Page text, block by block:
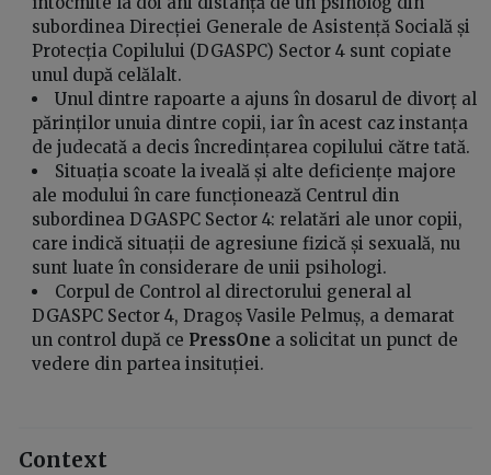
subordinea Direcției Generale de Asistență Socială și
Protecția Copilului (DGASPC) Sector 4 sunt copiate
unul după celălalt.
Unul dintre rapoarte a ajuns în dosarul de divorț al
părinților unuia dintre copii, iar în acest caz instanța
de judecată a decis încredințarea copilului către tată.
Situația scoate la iveală și alte deficiențe majore
ale modului în care funcționează Centrul din
subordinea DGASPC Sector 4: relatări ale unor copii,
care indică situații de agresiune fizică și sexuală, nu
sunt luate în considerare de unii psihologi.
Corpul de Control al directorului general al
DGASPC Sector 4, Dragoș Vasile Pelmuș, a demarat
un control după ce PressOne a solicitat un punct de
vedere din partea insituției.
Context